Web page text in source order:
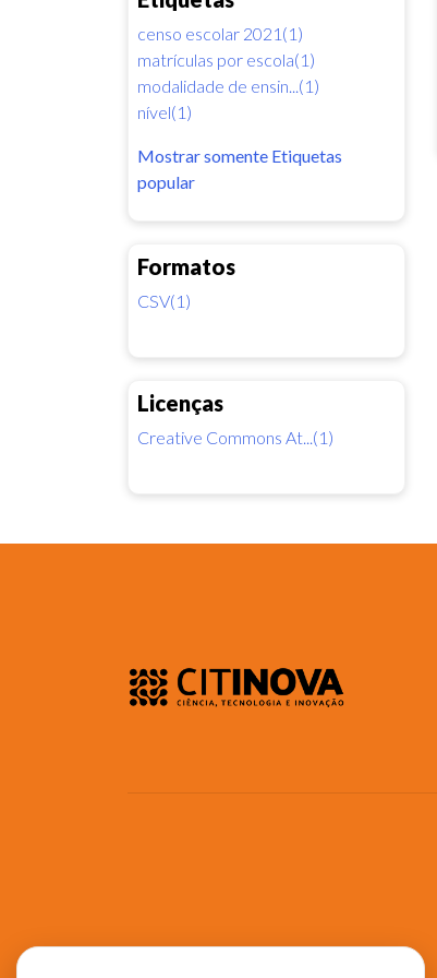
censo escolar 2021(1)
matrículas por escola(1)
modalidade de ensin...(1)
nível(1)
Mostrar somente Etiquetas
popular
Formatos
CSV(1)
Licenças
Creative Commons At...(1)